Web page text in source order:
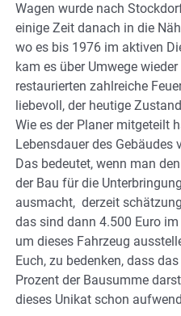
Wagen wurde nach
einige Zeit danach in die
wo es bis 1976 im aktiven
kam es über Umwege
restaurierten zahlreiche
liebevoll, der heutige
Wie es der Planer mitgeteilt
Lebensdauer des Gebäudes
Das bedeutet, wenn man
der Bau für die
ausmacht, derzeit
das sind dann 4.500 Euro
um dieses Fahrzeug
Euch, zu bedenken, dass
Prozent der Bausumme
dieses Unikat schon